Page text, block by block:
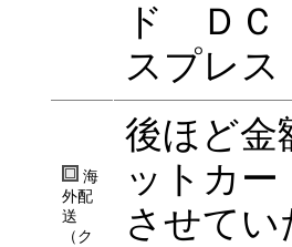
ド ＤＣ
スプレス
海
外配
送
（ク
後ほど金
ットカー
させて